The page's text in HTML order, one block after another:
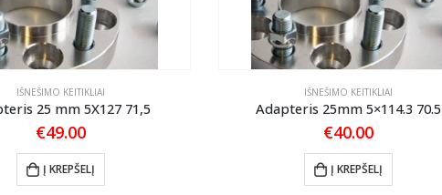
IŠNEŠIMO KEITIKLIAI
25 mm 5X127 71,5
€49.00
Į KREPŠELĮ
IŠNEŠIMO KEITIKLIAI
Adapteris 25mm 5×114.3 70.5
€40.00
Į KREPŠELĮ